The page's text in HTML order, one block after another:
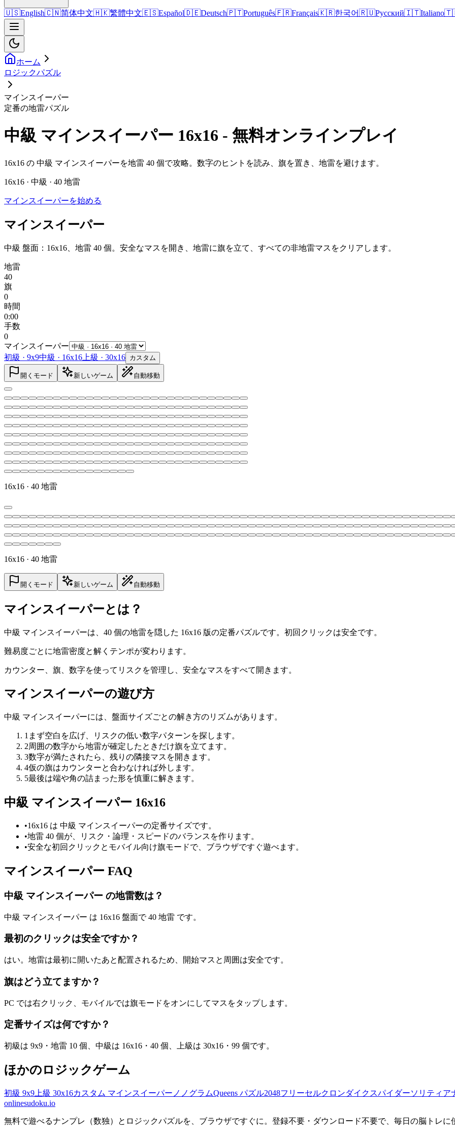
🇺🇸English🇨🇳简体中文🇭🇰繁體中文🇪🇸Español🇩🇪Deutsch🇵🇹Português🇫🇷Français🇰🇷한국어🇷🇺Русский🇮🇹Italiano
ホーム
ロジックパズル
マインスイーパー
定番の地雷パズル
中級 マインスイーパー 16x16 - 無料オンラインプレイ
16x16 の 中級 マインスイーパーを地雷 40 個で攻略。数字のヒントを読み、旗を置き、地雷を避けます。
16x16 · 中級 · 40 地雷
マインスイーパーを始める
マインスイーパー
中級 盤面：16x16、地雷 40 個。安全なマスを開き、地雷に旗を立て、すべての非地雷マスをクリアします。
地雷
40
旗
0
時間
0:00
手数
0
マインスイーパー
初級 · 9x9中級 · 16x16 上級 · 30x16 カスタム
開くモード 新しいゲーム 自動移動
16x16 · 40 地雷
16x16 · 40 地雷
開くモード 新しいゲーム 自動移動
マインスイーパーとは？
中級 マインスイーパーは、40 個の地雷を隠した 16x16 版の定番パズルです。初回クリックは安全です。
難易度ごとに地雷密度と解くテンポが変わります。
カウンター、旗、数字を使ってリスクを管理し、安全なマスをすべて開きます。
マインスイーパーの遊び方
中級 マインスイーパーには、盤面サイズごとの解き方のリズムがあります。
1 まず空白を広げ、リスクの低い数字パターンを探します。
2周囲の数字から地雷が確定したときだけ旗を立てます。
3数字が満たされたら、残りの隣接マスを開きます。
4仮の旗はカウンターと合わなければ外します。
5最後は端や角の詰まった形を慎重に解きます。
中級 マインスイーパー 16x16
•16x16 は 中級 マインスイーパーの定番サイズです。
•地雷 40 個が、リスク・論理・スピードのバランスを作ります。
•安全な初回クリックとモバイル向け旗モードで、ブラウザですぐ遊べます。
マインスイーパー FAQ
中級 マインスイーパー の地雷数は？
中級 マインスイーパー は 16x16 盤面で 40 地雷 です。
最初のクリックは安全ですか？
はい。地雷は最初に開いたあと配置されるため、開始マスと周囲は安全です。
旗はどう立てますか？
PC では右クリック、モバイルでは旗モードをオンにしてマスをタップします。
定番サイズは何ですか？
初級は 9x9・地雷 10 個、中級は 16x16・40 個、上級は 30x16・99 個です。
ほかのロジックゲーム
初級 9x9 上級 30x16カスタム マインスイーパー ノノグラムQueens パズル2048フリーセルクロンダイク スパイダーソリティア
onlinesudoku.io
無料で遊べるナンプレ（数独）とロジックパズルを、ブラウザですぐに。登録不要・ダウンロード不要で、毎日の脳トレに